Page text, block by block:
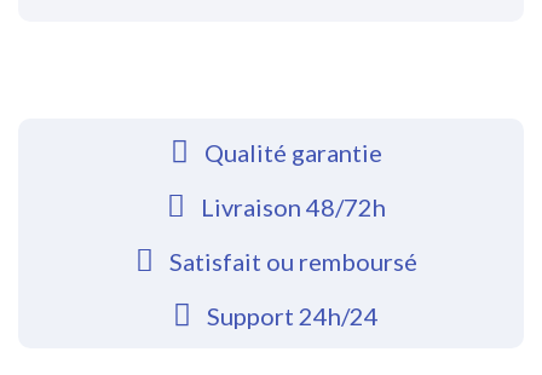
Qualité garantie
Livraison 48/72h
Satisfait ou remboursé
Support 24h/24